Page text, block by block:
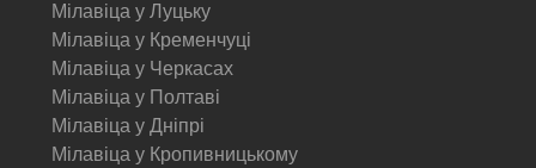
Мілавіца у Луцьку
Мілавіца у Кременчуці
Мілавіца у Черкасах
Мілавіца у Полтаві
Мілавіца у Дніпрі
Мілавіца у Кропивницькому